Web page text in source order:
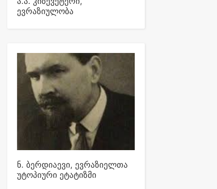
ევრაზიულობა
ნ. ბერდიაევი, ევრაზიელთა
უტოპიური ეტატიზმი